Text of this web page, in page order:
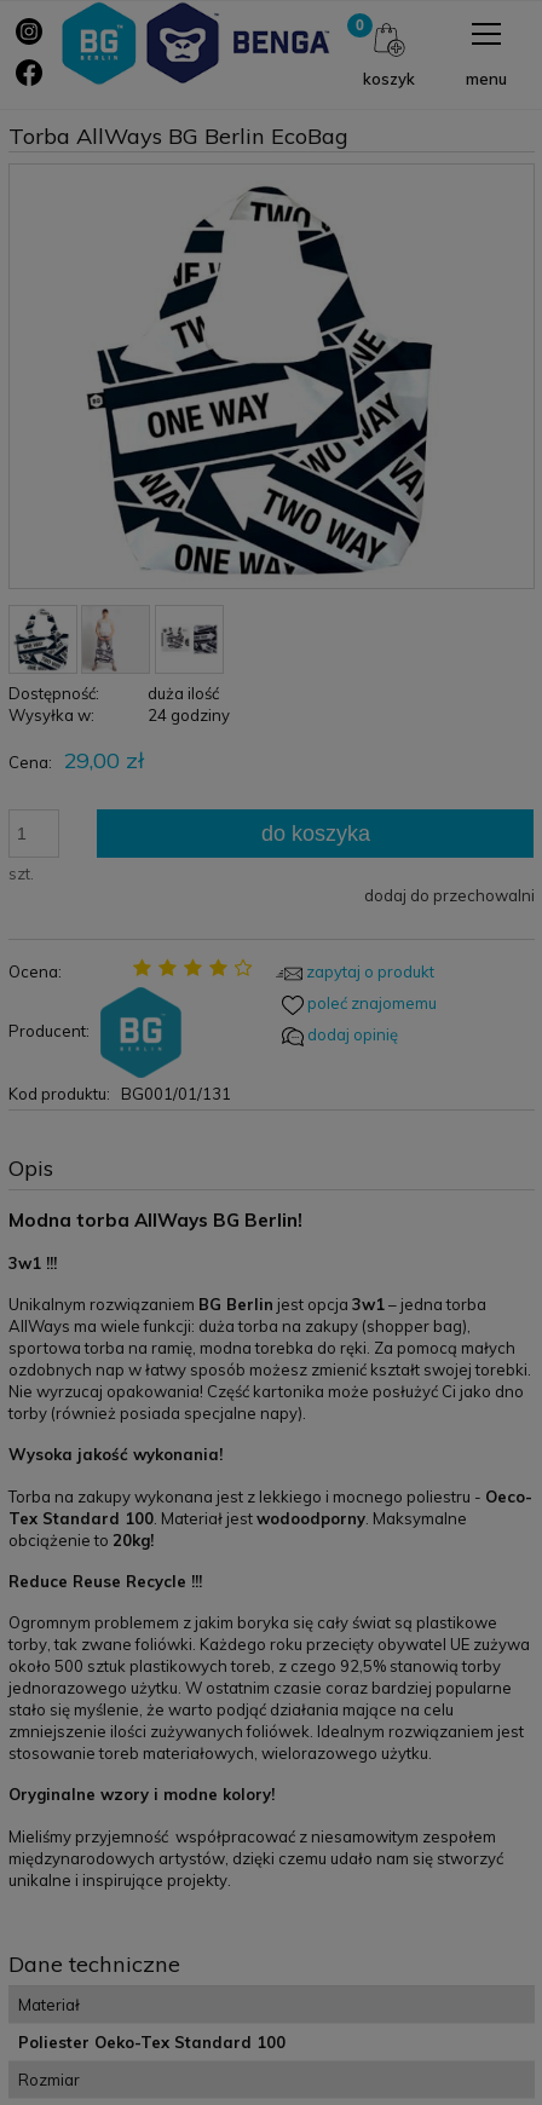
koszyk menu
Torba AllWays BG Berlin EcoBag
Dostępność:
duża ilość
Wysyłka w:
24 godziny
Cena: 29,00 zł
szt.
do koszyka
dodaj do przechowalni
Ocena:
Producent:
Kod produktu: BG001/01/131
zapytaj o produkt
poleć znajomemu
dodaj opinię
Opis
Modna torba AllWays BG Berlin!
3w1 !!!
Unikalnym rozwiązaniem BG Berlin jest opcja 3w1– jedna torba
AllWays ma wiele funkcji: duża torba na zakupy (shopper bag),
sportowa torba na ramię, modna torebka do ręki. Za pomocą małych
ozdobnych nap w łatwy sposób możesz zmienić kształt swojej torebki.
Nie wyrzucaj opakowania! Część kartonika może posłużyć Ci jako dno
torby (również posiada specjalne napy).
Wysoka jakość wykonania!
Torba na zakupy wykonana jest z lekkiego i mocnego poliestru - Oeco-
Tex Standard 100. Materiał jestwodoodporny. Maksymalne
obciążenie to 20kg!
Reduce Reuse Recycle !!!
Ogromnym problemem z jakim boryka się cały świat są plastikowe
torby, tak zwane foliówki. Każdego roku przecięty obywatel UE zużywa
około 500 sztuk plastikowych toreb, z czego 92,5% stanowią torby
jednorazowego użytku. W ostatnim czasie coraz bardziej popularne
stało się myślenie, że warto podjąć działania mające na celu
zmniejszenie ilości zużywanych foliówek. Idealnym rozwiązaniem jest
stosowanie toreb materiałowych, wielorazowego użytku.
Oryginalne wzory i modne kolory!
Mieliśmy przyjemność współpracować z niesamowitym zespołem
międzynarodowych artystów, dzięki czemu udało nam się stworzyć
unikalne i inspirujące projekty.
Dane techniczne
Materiał
Poliester Oeko-Tex Standard 100
Rozmiar